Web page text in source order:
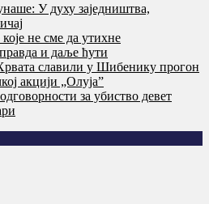
У духу заједништва,
не сме да утихне
и даље ћути
славили у Шибенику прогон
акцији „Олуја”
за убиство девет